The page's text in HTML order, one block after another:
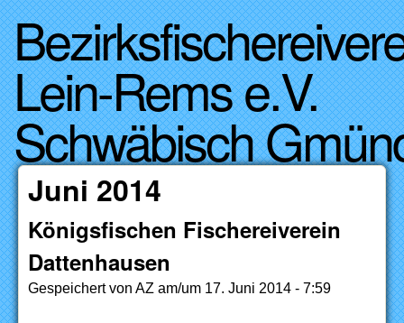
Direkt zum Inhalt
Lein-Rems e.V.
Schwäbisch
Juni 2014
Königsfischen Fischereiverein
Dattenhausen
Gespeichert von AZ am/um 17. Juni 2014 - 7:59